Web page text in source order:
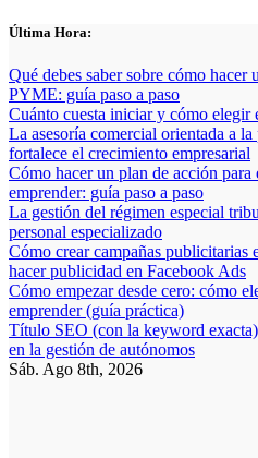
Saltar
contenido
Última Hora:
Qué debes saber sobre cómo hacer
PYME: guía paso a paso
Cuánto cuesta iniciar y cómo elegir
La asesoría comercial orientada a
fortalece el crecimiento empresarial
Cómo hacer un plan de acción
emprender: guía paso a paso
La gestión del régimen especial
personal especializado
Cómo crear campañas publicitarias
hacer publicidad en Facebook Ads
Cómo empezar desde cero: cómo
emprender (guía práctica)
Título SEO (con la keyword
en la gestión de autónomos
Sáb. Ago 8th, 2026